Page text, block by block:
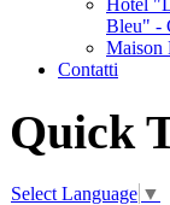
Hotel
Bleu" -
Maison
Contatti
Quick
Select Language ▼